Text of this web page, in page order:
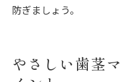
防ぎましょう。
やさしい歯茎